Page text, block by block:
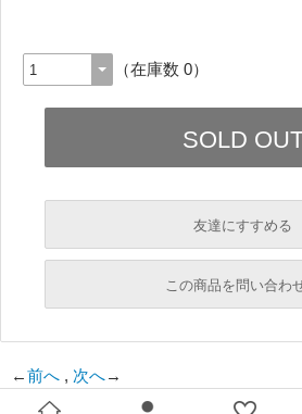
（在庫数 0）
友達にすすめる
必須
この商品を問い合わ
←前へ , 次へ→